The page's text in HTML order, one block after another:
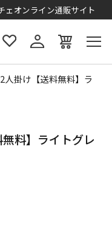
ェオンライン通販サイト
人掛け【送料無料】ラ
料】ライトグレ